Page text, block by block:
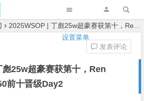
设置菜单
2025WSOP | 丁彪25w超豪赛获第十，Ren Lin、徐强赛事50前十晋级Day2
25w超豪赛获第十，Ren
前十晋级Day2
发表评论